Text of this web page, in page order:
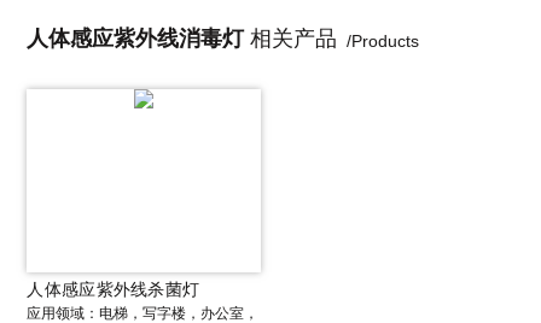
人体感应紫外线消毒灯相关产品 /Products
人体感应紫外线杀菌灯
应用领域：电梯，写字楼，办公室，